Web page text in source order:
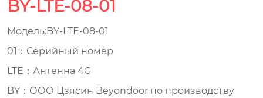
BY-LTE-08-01
Модель:BY-LTE-08-01
01：Серийный номер
LTE：Антенна 4G
BY：ООО Цзясин Beyondoor по производству